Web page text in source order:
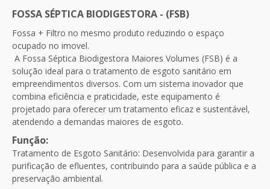
FOSSA SÉPTICA BIODIGESTORA - (FSB)
Fossa + Filtro no mesmo produto reduzindo o espaço
ocupado no imovel.
A Fossa Séptica Biodigestora Maiores Volumes (FSB) é a
solução ideal para o tratamento de esgoto sanitário em
empreendimentos diversos. Com um sistema inovador que
combina eficiência e praticidade, este equipamento é
projetado para oferecer um tratamento eficaz e sustentável,
atendendo a demandas maiores de esgoto.
Função:
Tratamento de Esgoto Sanitário: Desenvolvida para garantir a
purificação de efluentes, contribuindo para a saúde pública e a
preservação ambiental.